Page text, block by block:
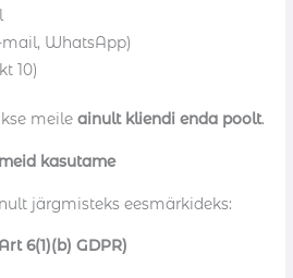
WhatsApp)
10)
meileainult kliendi enda poolt.
kasutame
järgmisteks eesmärkideks:
6(1)(b) GDPR)